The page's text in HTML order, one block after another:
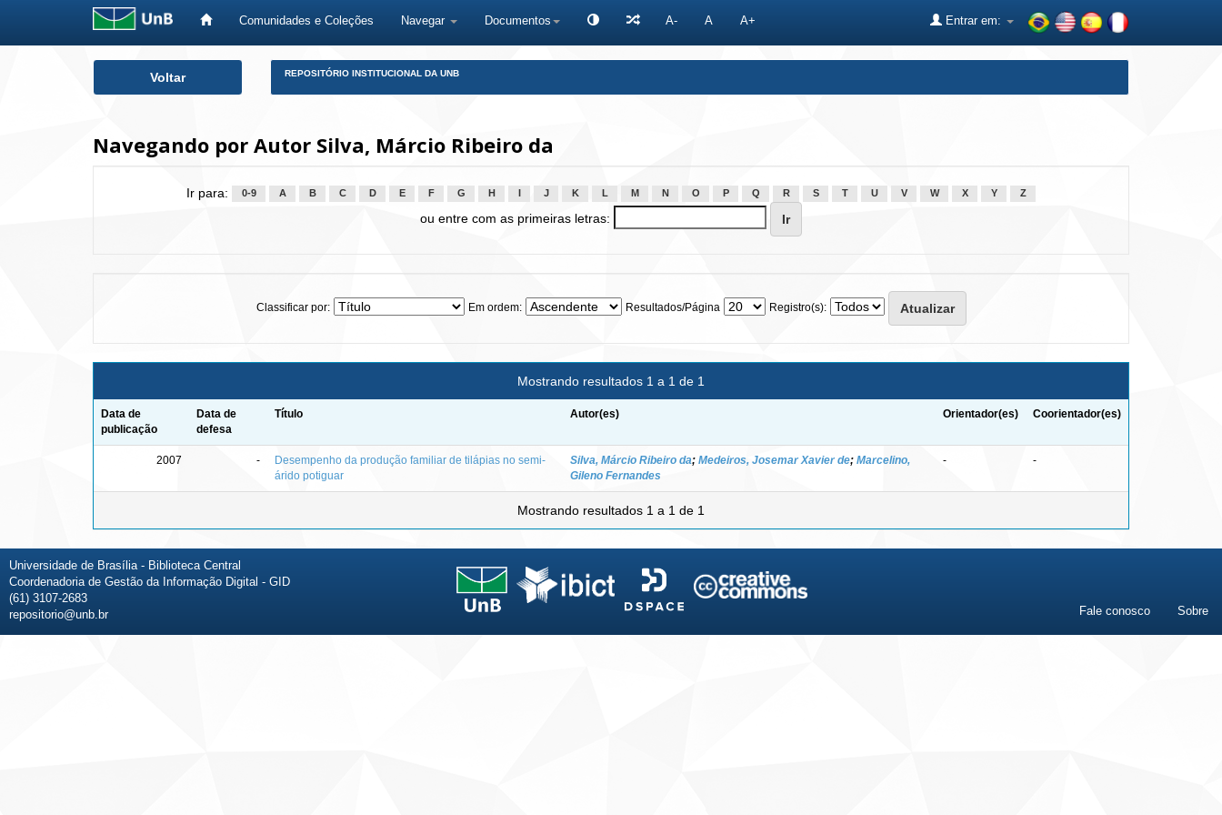
Comunidades e Coleções Navegar Documentos A- A A+ Entrar em:
Voltar REPOSITÓRIO INSTITUCIONAL DA UNB
Navegando por Autor Silva, Márcio Ribeiro da
Ir para: 0-9 A B C D E F G H J K L M N O P Q R S T U V W X Y Z
ou entre com as primeiras letras:
Classificar por: Em ordem: Resultados/Página Registro(s):
Mostrando resultados 1 a 1 de 1
Data de
publicação
Data de
defesa
Título Autor(es) Orientador(es) Coorientador(es)
2007 -
Desempenho da produção familiar de tilápias no semi-
árido potiguar
Silva, Márcio Ribeiro da; Medeiros, Josemar Xavier de; Marcelino,
Gileno Fernandes
- -
Mostrando resultados 1 a 1 de 1
Universidade de Brasília - Biblioteca Central
Coordenadoria de Gestão da Informação Digital - GID
(61) 3107-2683
repositorio@unb.br
Fale conosco Sobre